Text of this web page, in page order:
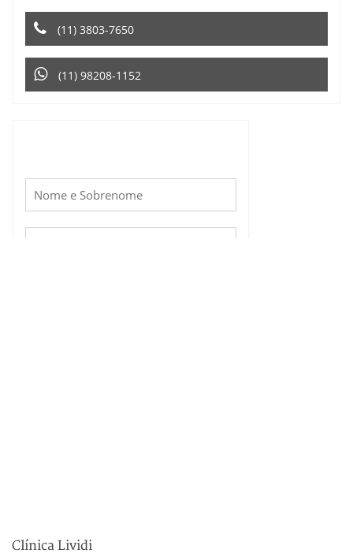
(11) 3803-7650
(11) 98208-1152
Clínica Lividi